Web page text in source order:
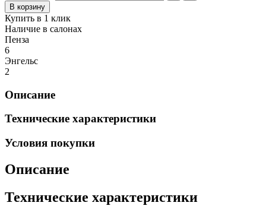
Купить в 1 клик
Наличие в салонах
Пенза
6
Энгельс
2
Описание
Технические характеристики
Условия покупки
Описание
Технические характеристики